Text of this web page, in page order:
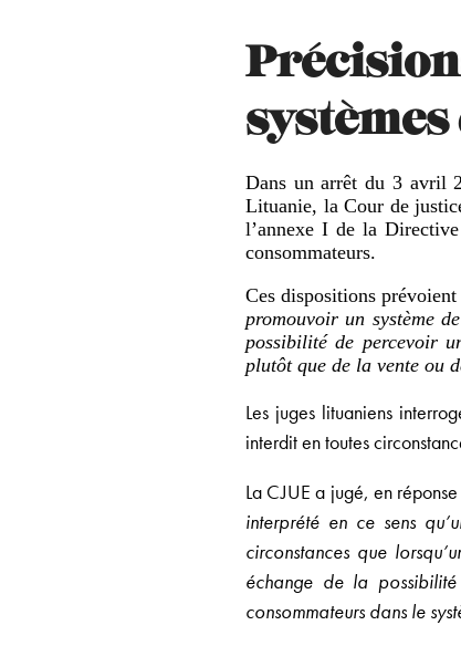
Dans un arrêt du 3 avril
Lituanie, la Cour de
l’annexe I de la
consommateurs.
Ces dispositions
promouvoir un système
possibilité de percevoir
plutôt que de la vente ou
Les juges lituaniens
interdit en toutes
La CJUE a jugé, en
interprété en ce sens
circonstances que
échange de la
consommateurs dans le